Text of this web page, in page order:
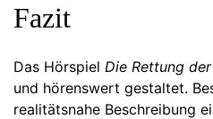
Fazit
Das Hörspiel Die Rettung
und hörenswert gestaltet.
realitätsnahe Beschreibung